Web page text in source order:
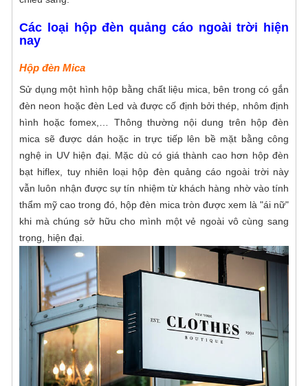
Các loại hộp đèn quảng cáo ngoài trời hiện
nay
Hộp đèn Mica
Sử dụng một hình hộp bằng chất liệu mica, bên trong có gắn
đèn neon hoặc đèn Led và được cố định bởi thép, nhôm định
hình hoặc fomex,… Thông thường nội dung trên hộp đèn
mica sẽ được dán hoặc in trực tiếp lên bề mặt bằng công
nghệ in UV hiện đại. Mặc dù có giá thành cao hơn hộp đèn
bạt hiflex, tuy nhiên loại hộp đèn quảng cáo ngoài trời này
vẫn luôn nhận được sự tín nhiệm từ khách hàng nhờ vào tính
thẩm mỹ cao trong đó, hộp đèn mica tròn được xem là "ái nữ"
khi mà chúng sở hữu cho mình một vẻ ngoài vô cùng sang
trọng, hiện đại.